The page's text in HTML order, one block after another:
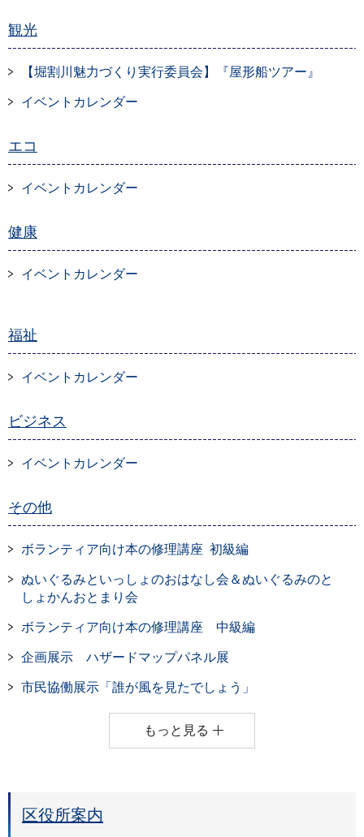
観光
【堀割川魅力づくり実行委員会】『屋形船ツアー』
イベントカレンダー
エコ
イベントカレンダー
健康
イベントカレンダー
福祉
イベントカレンダー
ビジネス
イベントカレンダー
その他
ボランティア向け本の修理講座 初級編
ぬいぐるみといっしょのおはなし会＆ぬいぐるみのと
しょかんおとまり会
ボランティア向け本の修理講座 中級編
企画展示 ハザードマップパネル展
市民協働展示「誰が風を見たでしょう」
もっと見る
区役所案内